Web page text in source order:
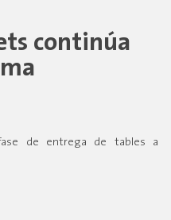
continúa
de entrega de tables a